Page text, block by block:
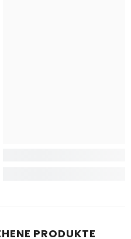
PRODUKTE